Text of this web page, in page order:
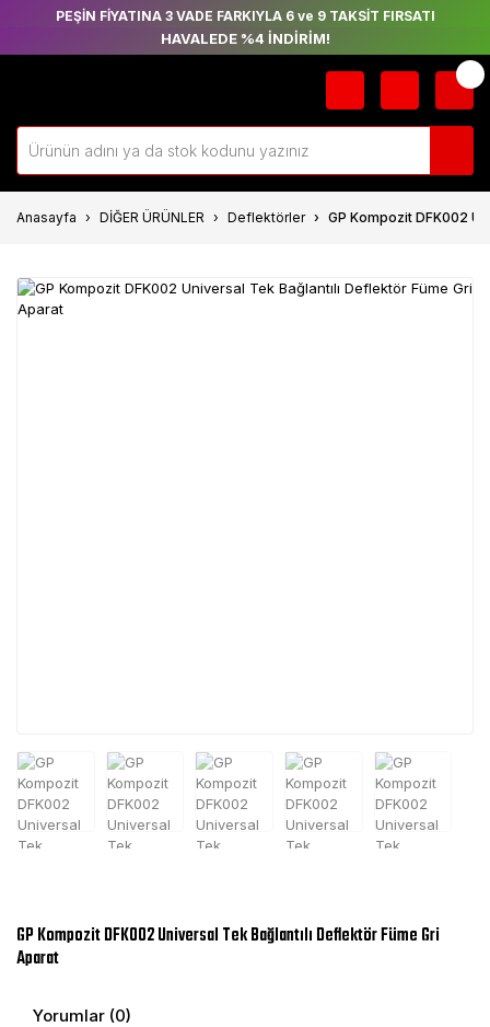
PEŞİN FİYATINA 3 VADE FARKIYLA 6 ve 9 TAKSİT FIRSATI
HAVALEDE %4 İNDİRİM!
Anasayfa DİĞER ÜRÜNLER Deflektörler GP Kompozit DFK002
GP Kompozit DFK002 Universal Tek Bağlantılı Deflektör Füme Gri
Aparat
Yorumlar (0)